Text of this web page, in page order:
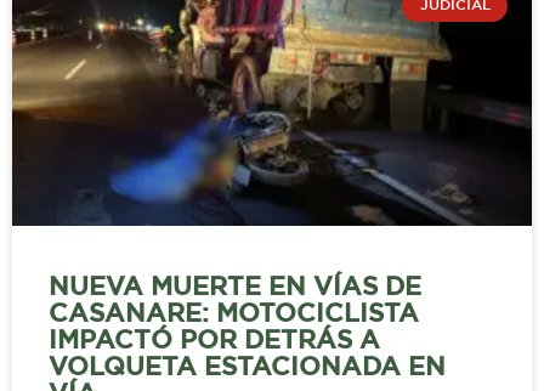
JUDICIAL
NUEVA MUERTE EN VÍAS DE
CASANARE: MOTOCICLISTA
IMPACTÓ POR DETRÁS A
VOLQUETA ESTACIONADA EN